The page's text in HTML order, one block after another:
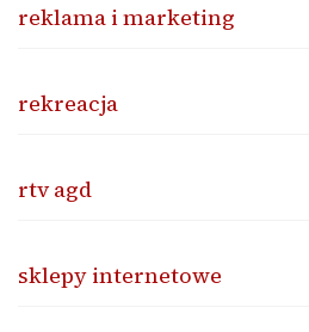
reklama i marketing
rekreacja
rtv agd
sklepy internetowe